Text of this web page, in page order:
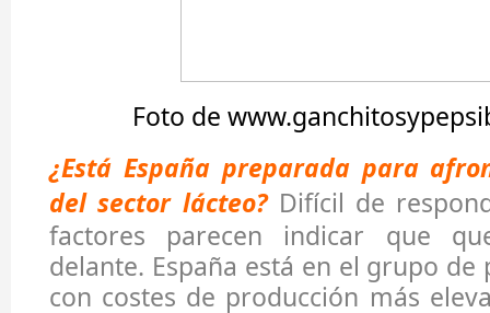
Foto de
¿Está España preparada para
del sector lácteo?Difícil de
factores parecen indicar que
delante. España está en el grupo de
con costes de producción más